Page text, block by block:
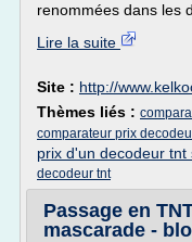
renommées dans les
Lire la suite
Site : http://
Thèmes liés :
comparateur prix
prix d'un decodeur tnt
decodeur tnt
Passage en
mascarade -